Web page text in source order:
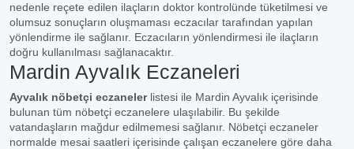
nedenle reçete edilen ilaçların doktor kontrolünde tüketilmesi ve
olumsuz sonuçların oluşmaması eczacılar tarafından yapılan
yönlendirme ile sağlanır. Eczacıların yönlendirmesi ile ilaçların
doğru kullanılması sağlanacaktır.
Mardin Ayvalık Eczaneleri
Ayvalık nöbetçi eczanelerlistesi ile Mardin Ayvalık içerisinde
bulunan tüm nöbetçi eczanelere ulaşılabilir. Bu şekilde
vatandaşların mağdur edilmemesi sağlanır. Nöbetçi eczaneler
normalde mesai saatleri içerisinde çalışan eczanelere göre daha